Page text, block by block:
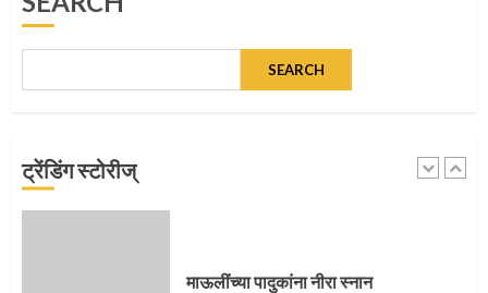
SEARCH
ट्रेंडिंग स्टोरीज्
1
माऊलींच्या पादुकांना नीरा स्नान